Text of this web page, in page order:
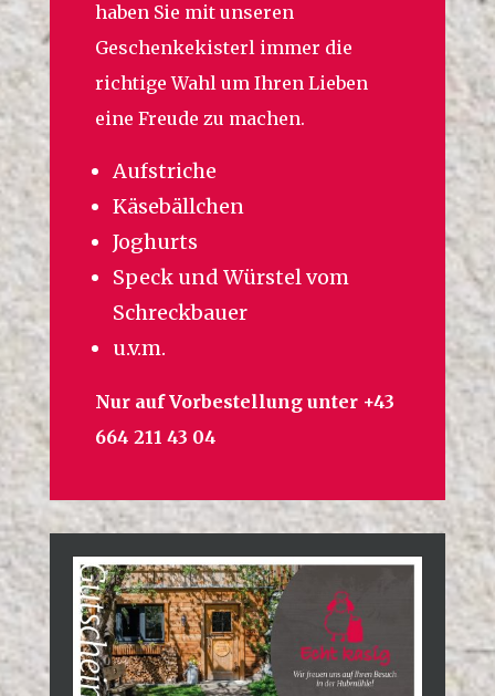
haben Sie mit unseren
Geschenkekisterl immer die
richtige Wahl um Ihren Lieben
eine Freude zu machen.
Aufstriche
Käsebällchen
Joghurts
Speck und Würstel vom
Schreckbauer
u.v.m.
Nur auf Vorbestellung unter +43
664 211 43 04